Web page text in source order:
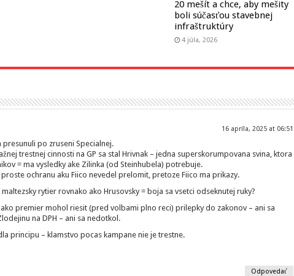
20 mešít a chce, aby mešity
boli súčasťou stavebnej
infraštruktúry
4 júla, 2026
16 apríla, 2025 at 06:51
presunuli po zruseni Specialnej.
trestnej cinnosti na GP sa stal Hrivnak – jedna superskorumpovana svina, ktora
= ma vysledky ake Zilinka (od Steinhubela) potrebuje.
ochranu aku Fiico nevedel prelomit, pretoze Fiico ma prikazy.
rytier rovnako ako Hrusovsky = boja sa vsetci odseknutej ruky?
premier mohol riesit (pred volbami plno reci) prilepky do zakonov – ani sa
na DPH – ani sa nedotkol.
principu – klamstvo pocas kampane nie je trestne.
Odpovedať